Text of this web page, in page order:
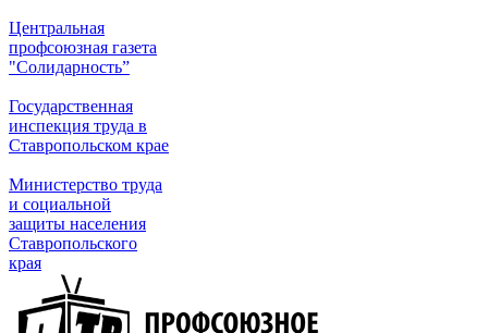
Центральная
профсоюзная газета
"Солидарность”
Государственная
инспекция труда в
Ставропольском крае
Министерство труда
и социальной
защиты населения
Ставропольского
края